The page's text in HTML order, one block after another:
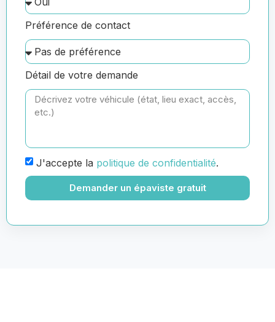
Préférence de contact
Détail de votre demande
J'accepte la politique de confidentialité.
Demander un épaviste gratuit